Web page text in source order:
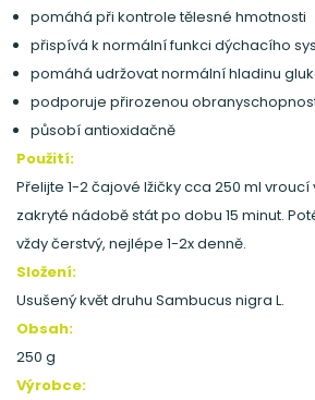
pomáhá při kontrole tělesné hmotnosti
přispívá k normální funkci dýchacího
pomáhá udržovat normální hladinu
podporuje přirozenou
působí antioxidačně
Použití:
Přelijte 1-2 čajové lžičky cca 250 ml
zakryté nádobě stát po dobu 15 minut.
vždy čerstvý, nejlépe 1-2x denně.
Složení:
Usušený květ druhu Sambucus nigra L.
Obsah:
250 g
Výrobce: